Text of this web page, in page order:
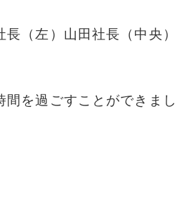
（左）山田社長（中央）
間を過ごすことができまし